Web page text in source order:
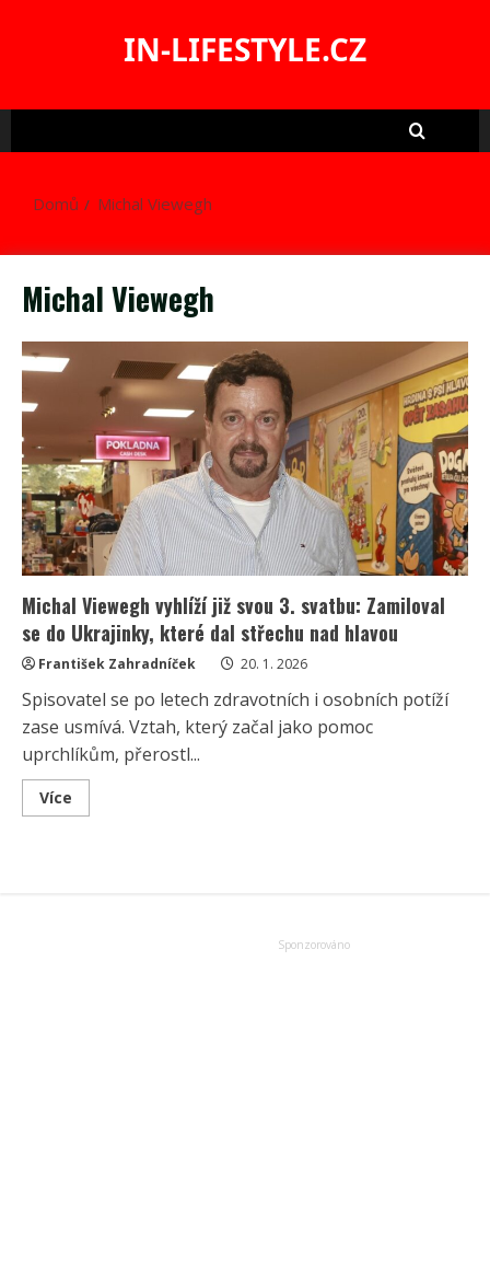
IN-LIFESTYLE.CZ
Domů Michal Viewegh
Michal Viewegh
Michal Viewegh vyhlíží již svou 3. svatbu: Zamiloval
se do Ukrajinky, které dal střechu nad hlavou
František Zahradníček 20. 1. 2026
Spisovatel se po letech zdravotních i osobních potíží
zase usmívá. Vztah, který začal jako pomoc
uprchlíkům, přerostl...
Více
more